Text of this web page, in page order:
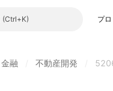
プ
金融 不動産開発